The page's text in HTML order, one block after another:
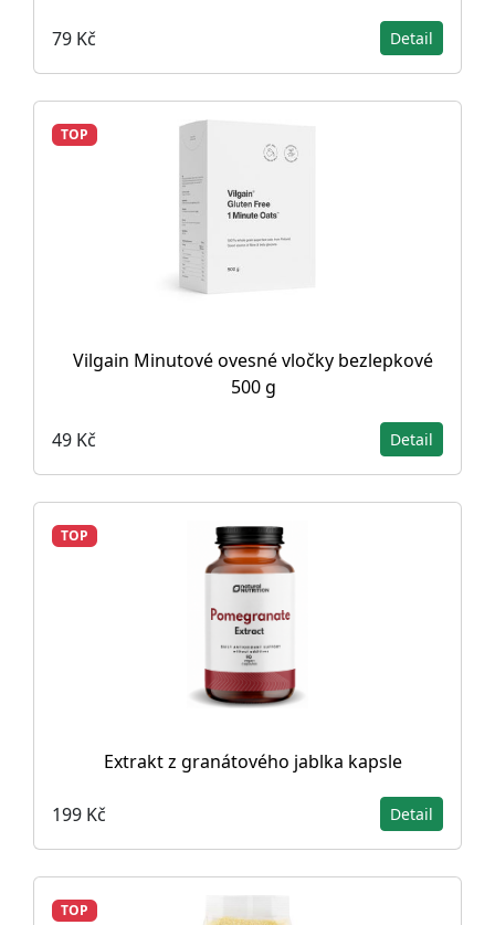
79 Kč Detail
TOP
Vilgain Minutové ovesné vločky bezlepkové
500 g
49 Kč Detail
TOP
Extrakt z granátového jablka kapsle
199 Kč Detail
TOP